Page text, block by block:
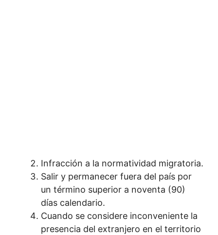
Infracción a la normatividad migratoria.
Salir y permanecer fuera del país por
un término superior a noventa (90)
días calendario.
Cuando se considere inconveniente la
presencia del extranjero en el territorio